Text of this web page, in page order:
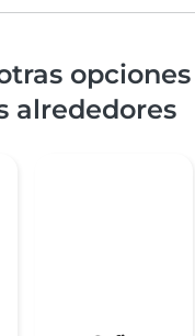
alrededores